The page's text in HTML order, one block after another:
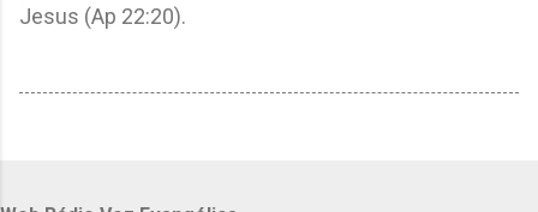
Jesus (Ap 22:20).